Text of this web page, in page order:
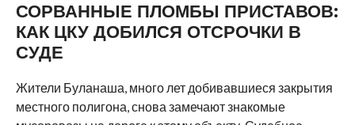
СОРВАННЫЕ ПЛОМБЫ ПРИСТАВОВ:
КАК ЦКУ ДОБИЛСЯ ОТСРОЧКИ В
СУДЕ
Жители Буланаша, много лет добивавшиеся закрытия
местного полигона, снова замечают знакомые